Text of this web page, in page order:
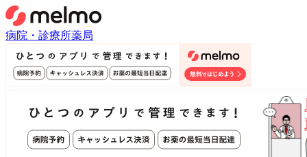
病院・診療所薬局